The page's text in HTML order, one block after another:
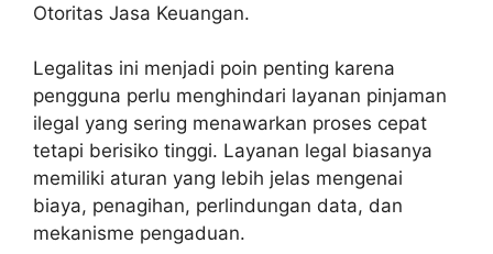
Otoritas Jasa Keuangan.
Legalitas ini menjadi poin penting karena
pengguna perlu menghindari layanan pinjaman
ilegal yang sering menawarkan proses cepat
tetapi berisiko tinggi. Layanan legal biasanya
memiliki aturan yang lebih jelas mengenai
biaya, penagihan, perlindungan data, dan
mekanisme pengaduan.